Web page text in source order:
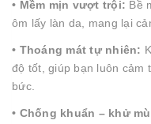
• Mềm mịn vượt trội: Bề
ôm lấy làn da, mang lại
• Thoáng mát tự nhiên:
độ tốt, giúp bạn luôn cảm
bức.
• Chống khuẩn – khử